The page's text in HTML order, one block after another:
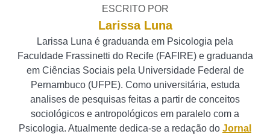
ESCRITO POR
Larissa Luna
Larissa Luna é graduanda em Psicologia pela
Faculdade Frassinetti do Recife (FAFIRE) e graduanda
em Ciências Sociais pela Universidade Federal de
Pernambuco (UFPE). Como universitária, estuda
analises de pesquisas feitas a partir de conceitos
sociológicos e antropológicos em paralelo com a
Psicologia. Atualmente dedica-se a redação do Jornal